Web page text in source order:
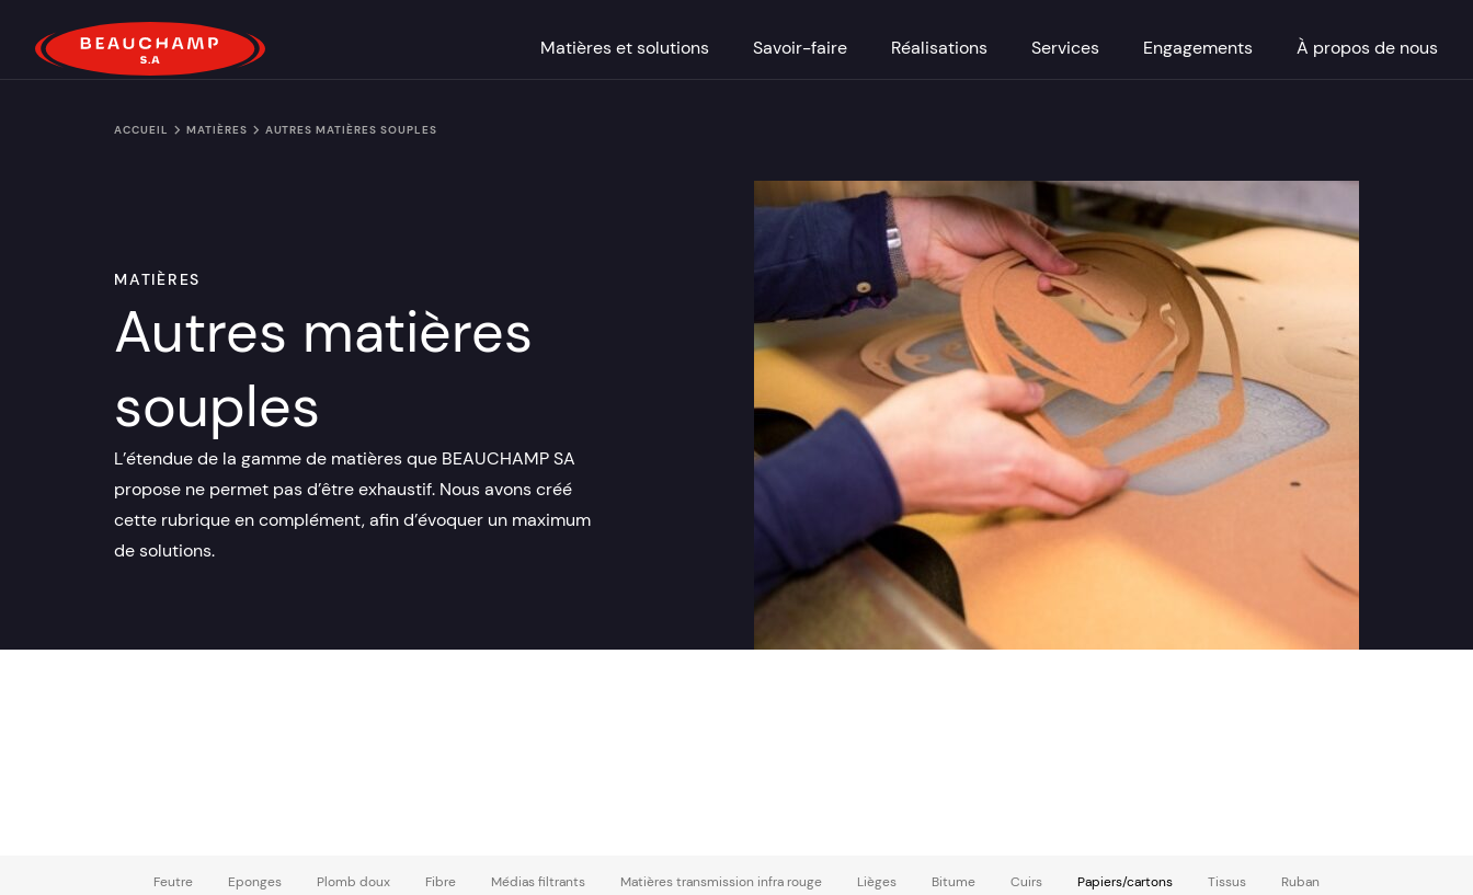
Matières et solutions Savoir-faire Réalisations Services Engagements À propos de nous
ACCUEIL MATIÈRES AUTRES MATIÈRES SOUPLES
MATIÈRES
Autres matières
souples
L’étendue de la gamme de matières que BEAUCHAMP SA
propose ne permet pas d’être exhaustif. Nous avons créé
cette rubrique en complément, afin d’évoquer un maximum
de solutions.
Feutre Eponges Plomb doux Fibre Médias filtrants Matières transmission infra rouge Lièges Bitume Cuirs Papiers/cartons Tissus Ruban